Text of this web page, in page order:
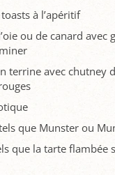
à l’apéritif
ou de canard avec
terrine avec chutney
que Munster ou
que la tarte flambée